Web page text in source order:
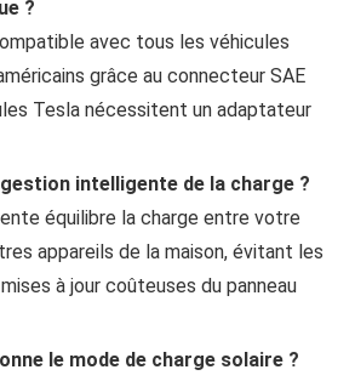
?
avec tous les véhicules
grâce au connecteur SAE
Tesla nécessitent un adaptateur
gestion intelligente de la charge ?
équilibre la charge entre votre
appareils de la maison, évitant les
à jour coûteuses du panneau
le mode de charge solaire ?